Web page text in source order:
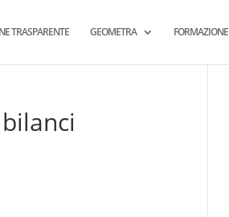
TRASPARENTE GEOMETRA FORMAZIONE